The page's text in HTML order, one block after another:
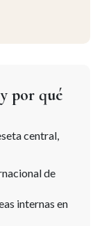
por qué
central,
de
internas en